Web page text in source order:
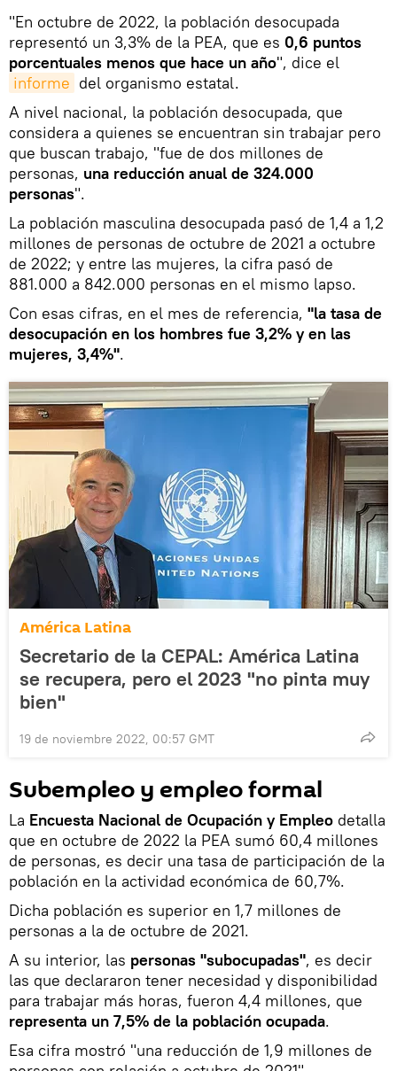
"En octubre de 2022, la población desocupada
representó un 3,3% de la PEA, que es 0,6 puntos
porcentuales menos que hace un año", dice el
informe del organismo estatal.
A nivel nacional, la población desocupada, que
considera a quienes se encuentran sin trabajar pero
que buscan trabajo, "fue de dos millones de
personas, una reducción anual de 324.000
personas".
La población masculina desocupada pasó de 1,4 a 1,2
millones de personas de octubre de 2021 a octubre
de 2022; y entre las mujeres, la cifra pasó de
881.000 a 842.000 personas en el mismo lapso.
Con esas cifras, en el mes de referencia, "la tasa de
desocupación en los hombres fue 3,2% y en las
mujeres, 3,4%".
América Latina
Secretario de la CEPAL: América Latina
se recupera, pero el 2023 "no pinta muy
bien"
19 de noviembre 2022, 00:57 GMT
Subempleo y empleo formal
La Encuesta Nacional de Ocupación y Empleo detalla
que en octubre de 2022 la PEA sumó 60,4 millones
de personas, es decir una tasa de participación de la
población en la actividad económica de 60,7%.
Dicha población es superior en 1,7 millones de
personas a la de octubre de 2021.
A su interior, las personas "subocupadas", es decir
las que declararon tener necesidad y disponibilidad
para trabajar más horas, fueron 4,4 millones, que
representa un 7,5% de la población ocupada.
Esa cifra mostró "una reducción de 1,9 millones de